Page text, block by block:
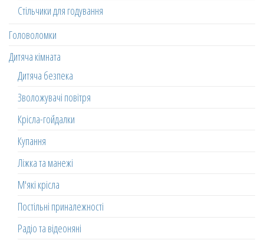
Стільчики для годування
Головоломки
Дитяча кімната
Дитяча безпека
Зволожувачі повітря
Крісла-гойдалки
Купання
Ліжка та манежі
М'які крісла
Постільні приналежності
Радіо та відеоняні